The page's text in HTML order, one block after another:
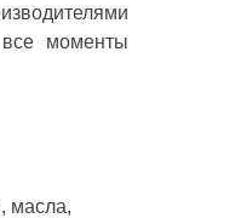
все моменты
масла,